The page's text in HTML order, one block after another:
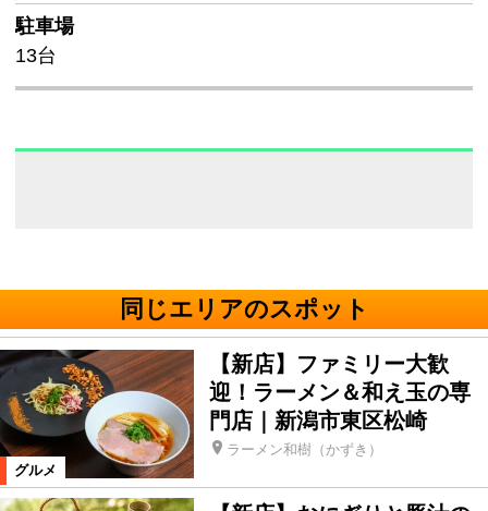
駐車場
13台
同じエリアのスポット
グルメ
【新店】ファミリー大歓
迎！ラーメン＆和え玉の専
門店｜新潟市東区松崎
ラーメン和樹（かずき）